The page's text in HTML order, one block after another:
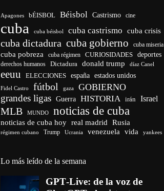
Apagones bÉISBOL Béisbol Castrismo cine
cuba cuba béisbol cuba castrismo cuba crisis
cuba dictadura cuba gobierno cuba miseria
cuba pobreza cuba régimen CURIOSIDADES deportes
derechos humanos Dictadura donald trump díaz Canel
eeuu ELECCIONES españa estados unidos
Fidel Castro fútbol gaza GOBIERNO
grandes ligas Guerra HISTORIA irán Israel
MLB MUNDO noticias de cuba
noticias de cuba hoy real madrid Rusia
régimen cubano Trump Ucrania venezuela vida yankees
Lo más leído de la semana